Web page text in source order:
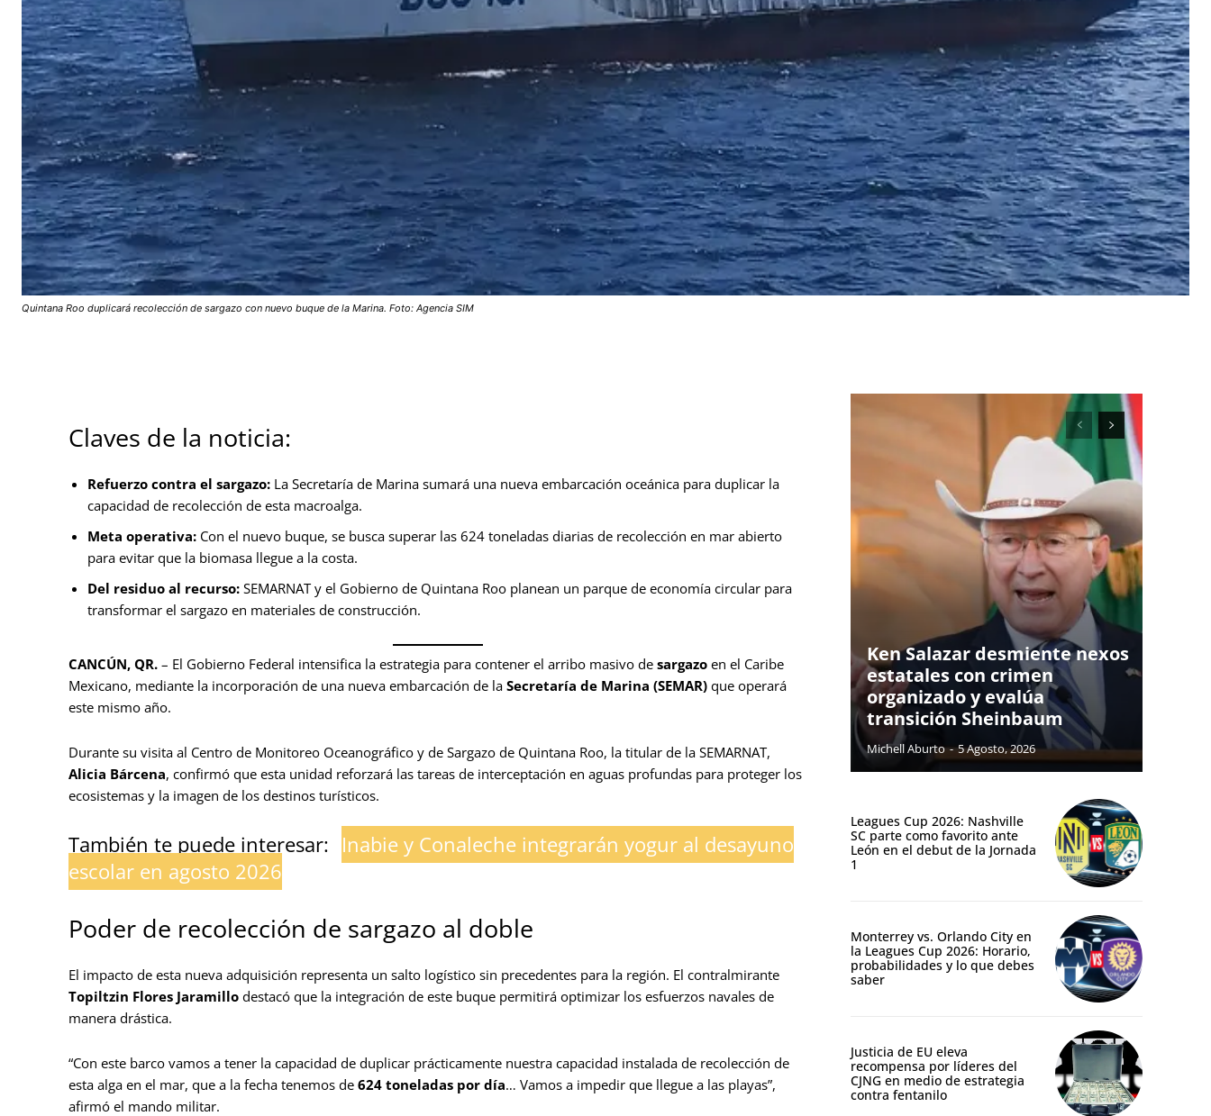
Quintana Roo duplicará recolección de sargazo con nuevo buque de la Marina. Foto: Agencia SIM
Claves de la noticia:
Refuerzo contra el sargazo: La Secretaría de Marina sumará una nueva embarcación oceánica para duplicar la
capacidad de recolección de esta macroalga.
Meta operativa: Con el nuevo buque, se busca superar las 624 toneladas diarias de recolección en mar abierto
para evitar que la biomasa llegue a la costa.
Del residuo al recurso: SEMARNAT y el Gobierno de Quintana Roo planean un parque de economía circular para
transformar el sargazo en materiales de construcción.
CANCÚN, QR. – El Gobierno Federal intensifica la estrategia para contener el arribo masivo de sargazo en el Caribe
Mexicano, mediante la incorporación de una nueva embarcación de la Secretaría de Marina (SEMAR) que operará
este mismo año.
Durante su visita al Centro de Monitoreo Oceanográfico y de Sargazo de Quintana Roo, la titular de la SEMARNAT,
Alicia Bárcena, confirmó que esta unidad reforzará las tareas de interceptación en aguas profundas para proteger los
ecosistemas y la imagen de los destinos turísticos.
También te puede interesar: Inabie y Conaleche integrarán yogur al desayuno
escolar en agosto 2026
Poder de recolección de sargazo al doble
El impacto de esta nueva adquisición representa un salto logístico sin precedentes para la región. El contralmirante
Topiltzin Flores Jaramillo destacó que la integración de este buque permitirá optimizar los esfuerzos navales de
manera drástica.
“Con este barco vamos a tener la capacidad de duplicar prácticamente nuestra capacidad instalada de recolección de
esta alga en el mar, que a la fecha tenemos de 624 toneladas por día… Vamos a impedir que llegue a las playas”,
afirmó el mando militar.
Ken Salazar desmiente nexos
estatales con crimen
organizado y evalúa
transición Sheinbaum
Michell Aburto - 5 Agosto, 2026
Leagues Cup 2026: Nashville
SC parte como favorito ante
León en el debut de la Jornada
1
Monterrey vs. Orlando City en
la Leagues Cup 2026: Horario,
probabilidades y lo que debes
saber
Justicia de EU eleva
recompensa por líderes del
CJNG en medio de estrategia
contra fentanilo